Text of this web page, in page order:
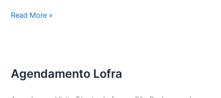
Assistência
Read More »
Agendamento Lofra